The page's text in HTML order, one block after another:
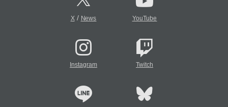
X/ News YouTube
Instagram Twitch